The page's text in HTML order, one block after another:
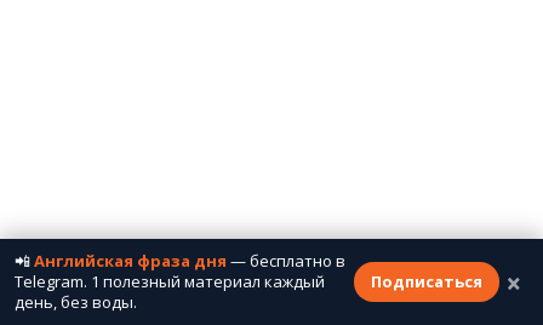
📲Английская фраза дня — бесплатно в
Telegram. 1 полезный материал каждый
день, без воды.
Подписаться ×